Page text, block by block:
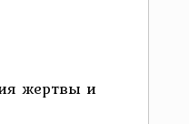
жертвы и